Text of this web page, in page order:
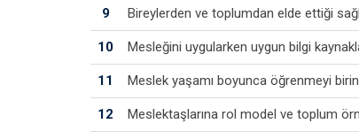
9 Bireylerden ve toplumdan elde ettiği
10 Mesleğini uygularken uygun bilgi
11 Meslek yaşamı boyunca öğrenmeyi
12 Meslektaşlarına rol model ve toplum